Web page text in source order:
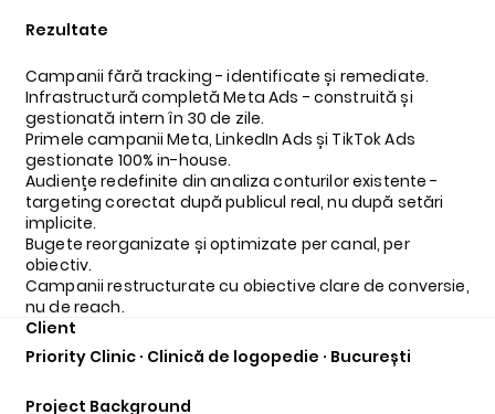
Rezultate
Campanii fără tracking - identificate și remediate.
Infrastructură completă Meta Ads - construită și
gestionată intern în 30 de zile.
Primele campanii Meta, LinkedIn Ads și TikTok Ads
gestionate 100% in-house.
Audiențe redefinite din analiza conturilor existente -
targeting corectat după publicul real, nu după setări
implicite.
Bugete reorganizate și optimizate per canal, per
obiectiv.
Campanii restructurate cu obiective clare de conversie,
nu de reach.
Client
Priority Clinic · Clinică de logopedie · București
Project Background